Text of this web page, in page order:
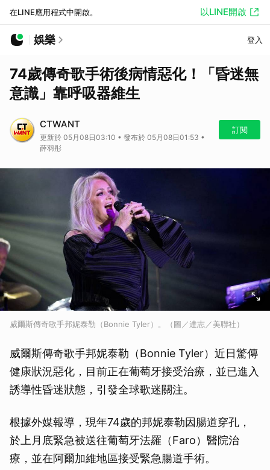
在LINE應用程式中開啟。 以LINE開啟
娛樂 登入
74歲傳奇歌手術後病情惡化！「昏迷無
意識」靠呼吸器維生
CTWANT
更新於 05月08日03:10 • 發布於 05月08日01:53 •
薛羽彤
訂閱
威爾斯傳奇歌手邦妮泰勒（Bonnie Tyler）。（圖／達志／美聯社）
威爾斯傳奇歌手邦妮泰勒（Bonnie Tyler）近日驚傳
健康狀況惡化，目前正在葡萄牙接受治療，並已進入
誘導性昏迷狀態，引發全球歌迷關注。
根據外媒報導，現年74歲的邦妮泰勒因腸道穿孔，
於上月底緊急被送往葡萄牙法羅（Faro）醫院治
療，並在阿爾加維地區接受緊急腸道手術。